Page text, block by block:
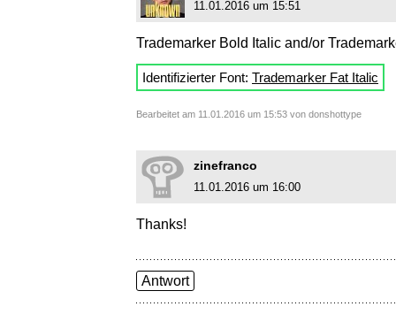
11.01.2016 um 15:51
Trademarker Bold Italic and/or
Identifizierter Font: Trademarker Fat Italic
Bearbeitet am 11.01.2016 um 15:53 von donshottype
zinefranco
11.01.2016 um 16:00
Thanks!
Antwort